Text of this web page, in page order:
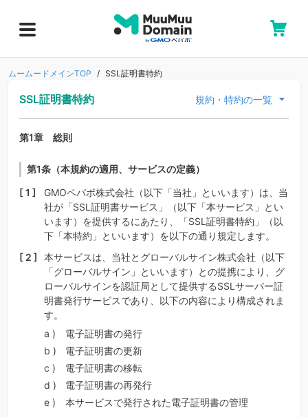
ムームードメインTOP SSL証明書特約
SSL証明書特約 規約・特約の一覧
第1章 総則
第1条（本規約の適用、サービスの定義）
GMOペパボ株式会社（以下「当社」といいます）は、当
社が「SSL証明書サービス」（以下「本サービス」とい
います）を提供するにあたり、「SSL証明書特約」（以
下「本特約」といいます）を以下の通り規定します。
本サービスは、当社とグローバルサイン株式会社（以下
「グローバルサイン」といいます）との提携により、グ
ローバルサインを認証局として提供するSSLサーバー証
明書発行サービスであり、以下の内容により構成されま
す。
電子証明書の発行
電子証明書の更新
電子証明書の移転
電子証明書の再発行
本サービスで発行された電子証明書の管理